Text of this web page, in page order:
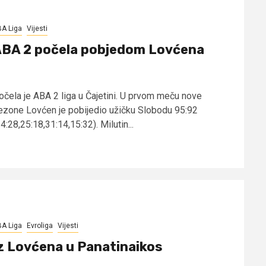
Liga Vijesti
2 počela pobjedom Lovćena
je ABA 2 liga u Čajetini. U prvom meču nove
Lovćen je pobijedio užičku Slobodu 95:92
Milutin...
Liga Evroliga Vijesti
Lovćena u Panatinaikos